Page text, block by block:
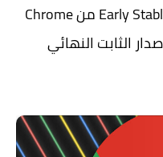
إطلاق الإصدار "الثابت المبكر" Early Stable من Chrome
الثابت النهائي